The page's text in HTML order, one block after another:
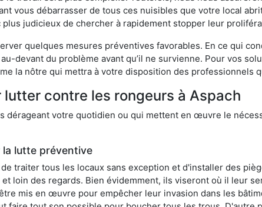
vous débarrasser de tous ces nuisibles que votre local
judicieux de chercher à rapidement stopper leur
quelques mesures préventives favorables. En ce qui
devant du problème avant qu’il ne survienne. Pour vos
la nôtre qui mettra à votre disposition des professionnels
lutter contre les rongeurs à Aspach
dérageant votre quotidien ou qui mettent en œuvre le
lutte préventive
traiter tous les locaux sans exception et d'installer des
loin des regards. Bien évidemment, ils viseront où il leur
mis en œuvre pour empêcher leur invasion dans les